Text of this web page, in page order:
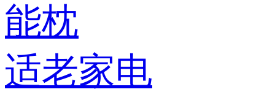
能枕
适老家电